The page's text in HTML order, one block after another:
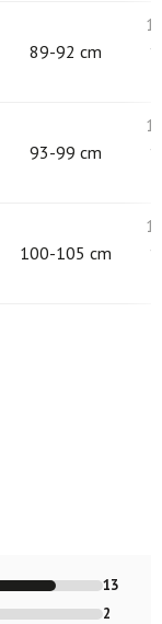
89-92 cm
93-99 cm
100-105 cm
13
2